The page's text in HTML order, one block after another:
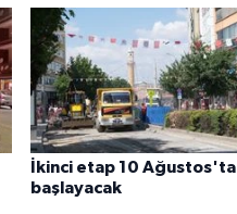
İkinci etap 10 Ağustos'ta
başlayacak